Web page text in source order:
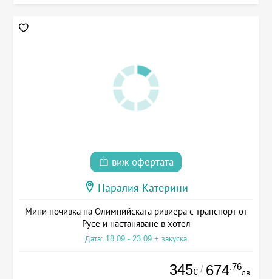
виж офертата
Паралия Катерини
Мини почивка на Олимпийската ривиера с транспорт от
Русе и настаняване в хотел
Дата: 18.09 - 23.09 + закуска
345€ / 674.76
лв.